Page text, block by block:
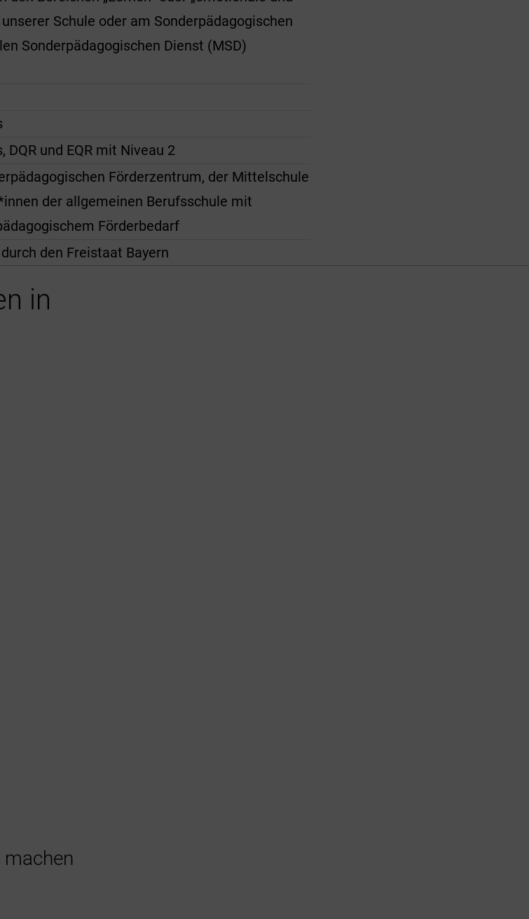
Schule oder am Sonderpädagogischen
Sonderpädagogischen Dienst (MSD)
und EQR mit Niveau 2
Förderzentrum, der Mittelschule
der allgemeinen Berufsschule mit
Förderbedarf
den Freistaat Bayern
in